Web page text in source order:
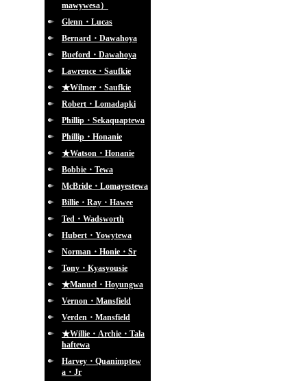
mawywesa）
Glenn・Lucas
Bernard・Dawahoya
Bueford・Dawahoya
Lawrence・Saufkie
★Wilmer・Saufkie
Robert・Lomadapki
Phillip・Sekaquaptewa
Phillip・Honanie
★Watson・Honanie
Bobbie・Tewa
McBride・Lomayestewa
Billie・Ray・Hawee
Ted・Wadsworth
Hubert・Yowytewa
Norman・Honie・Sr
Tony・Kyasyousie
★Manuel・Hoyungwa
Vernon・Mansfield
Verden・Mansfield
★Willie・Archie・Tala
haftewa
Harvey・Quanimptew
a・Jr